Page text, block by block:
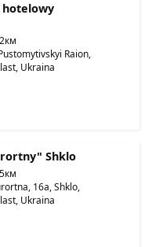
hotelowy
Raion,
Ukraina
Shklo
16a, Shklo,
Ukraina